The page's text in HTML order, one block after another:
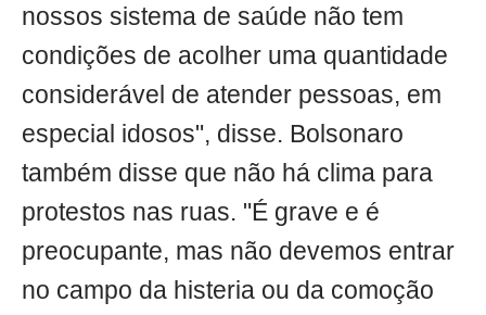
nossos sistema de saúde não tem
condições de acolher uma quantidade
considerável de atender pessoas, em
especial idosos", disse. Bolsonaro
também disse que não há clima para
protestos nas ruas. "É grave e é
preocupante, mas não devemos entrar
no campo da histeria ou da comoção